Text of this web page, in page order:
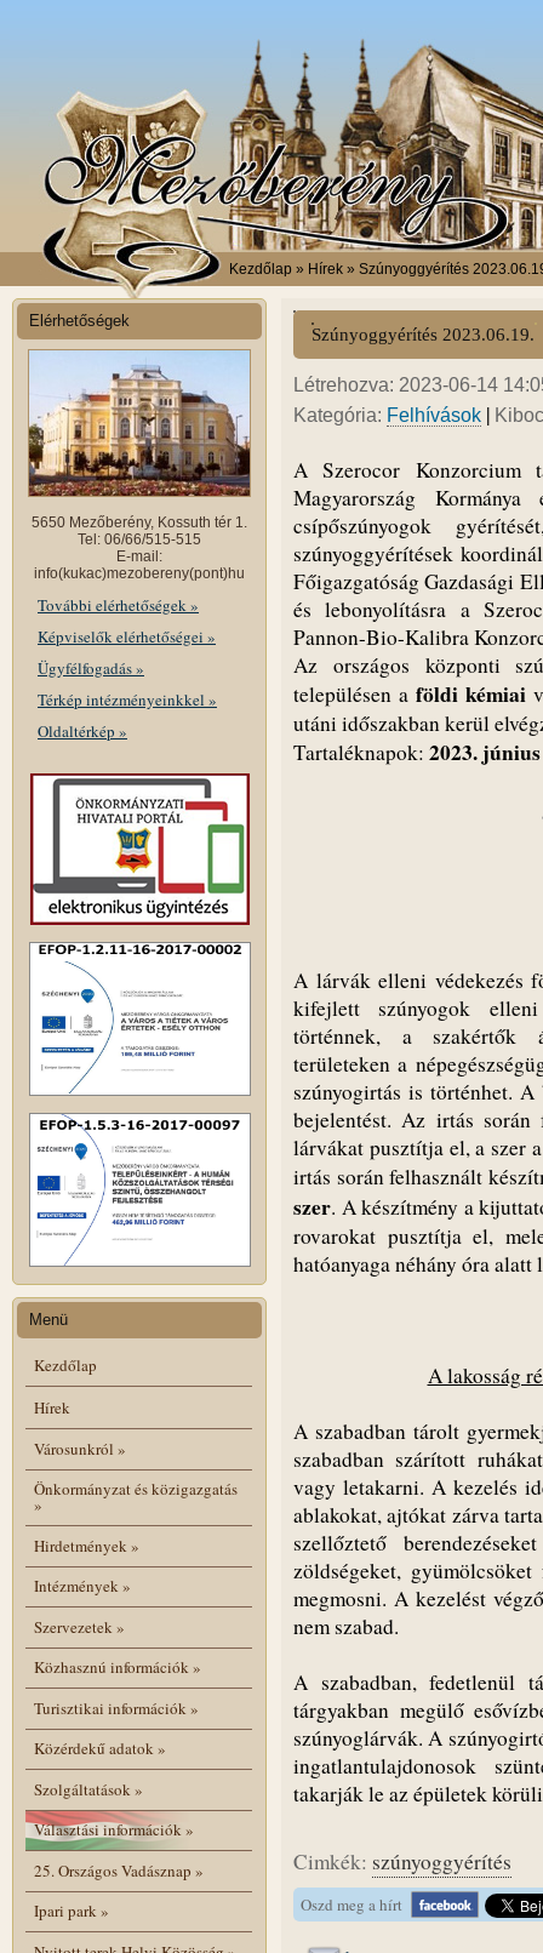
Kezdőlap » Hírek » Szúnyoggyérítés
Elérhetőségek
5650 Mezőberény, Kossuth tér 1.
Tel: 06/66/515-515
E-mail:
info(kukac)mezobereny(pont)hu
További elérhetőségek »
Képviselők elérhetőségei »
Ügyfélfogadás »
Térkép intézményeinkkel »
Oldaltérkép »
Menü
Kezdőlap
Hírek
Városunkról »
Önkormányzat és közigazgatás
»
Hirdetmények»
Intézmények»
Szervezetek»
Közhasznú információk»
Turisztikai információk»
Közérdekű adatok»
Szolgáltatások»
Választási információk»
25. Országos Vadásznap »
Ipari park»
Szúnyoggyérítés 2023.06.19.
Létrehozva: 2023-06-14
Kategória: Felhívások |
A Szerocor Konzorcium
Magyarország
csípőszúnyogok
szúnyoggyérítések
Főigazgatóság Gazdasági
és lebonyolításra a
Pannon-Bio-Kalibra
Az országos központi
településen aföldi kémiai
utáni időszakban kerül
Tartaléknapok: 2023.
A lárvák elleni védekezés
kifejlett szúnyogok
történnek, a szakértők
területeken a
szúnyogirtás is történhet.
bejelentést. Az irtás során
lárvákat pusztítja el, a szer
irtás során felhasznált
szer. A készítmény a
rovarokat pusztítja el,
hatóanyaga néhány óra
A lakosság
A szabadban tárolt
szabadban szárított
vagy letakarni. A kezelés
ablakokat, ajtókat zárva
szellőztető
zöldségeket,
megmosni. A kezelést
nem szabad.
A szabadban, fedetlenül
tárgyakban megülő
szúnyoglárvák. A
ingatlantulajdonosok
takarják le az épületek
Cimkék: szúnyoggyérítés
Oszd meg a hírt